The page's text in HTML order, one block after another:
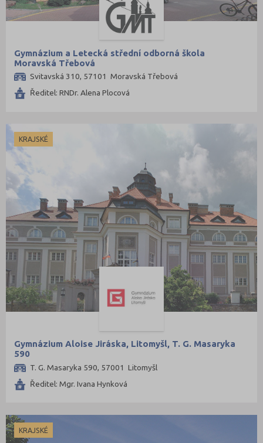
Gymnázium a Letecká střední odborná škola
Moravská Třebová
Svitavská 310, 57101 Moravská Třebová
Ředitel: RNDr. Alena Plocová
KRAJSKÉ
Gymnázium Aloise Jiráska, Litomyšl, T. G. Masaryka
590
T. G. Masaryka 590, 57001 Litomyšl
Ředitel: Mgr. Ivana Hynková
KRAJSKÉ